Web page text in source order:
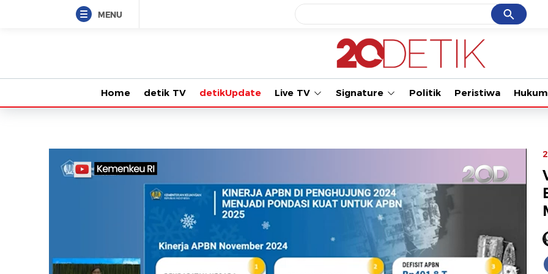
MENU Cancel
Yang sedang ramai dicari
#3streaming motogp
#5data live draw sgp
Promoted
Terakhir yang dicari
Tonton kabar terbaru
Home detik TV detikUpdate Live TV Signature Politik Peristiwa Hukum